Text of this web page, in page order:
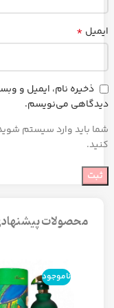
ایمیل *
ذخیره نام، ایمیل و
دیدگاهی می‌نویسم.
شما باید وارد سیستم
کنید.
محصولات
ناموجود